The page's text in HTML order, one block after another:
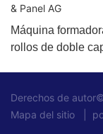
Máquina
rollos de doble
Derechos de
Mapa del sitio